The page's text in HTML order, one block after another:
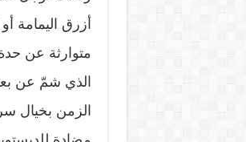
أزرق اليمامة
متوارثة عن
الذي شمّ عن
الزمن بخيال